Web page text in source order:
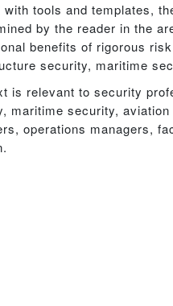
with tools and templates,
by the reader in the
benefits of rigorous
security, maritime
is relevant to security
maritime security,
operations managers,